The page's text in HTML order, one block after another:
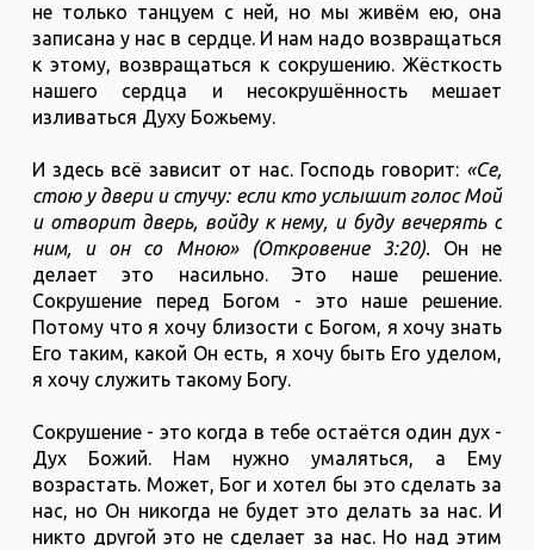
не только танцуем с ней, но мы живём ею, она
записана у нас в сердце. И нам надо возвращаться
к этому, возвращаться к сокрушению. Жёсткость
нашего сердца и несокрушённость мешает
изливаться Духу Божьему.
И здесь всё зависит от нас. Господь говорит: «Се,
стою у двери и стучу: если кто услышит голос Мой
и отворит дверь, войду к нему, и буду вечерять с
ним, и он со Мною» (Откровение 3:20). Он не
делает это насильно. Это наше решение.
Сокрушение перед Богом - это наше решение.
Потому что я хочу близости с Богом, я хочу знать
Его таким, какой Он есть, я хочу быть Его уделом,
я хочу служить такому Богу.
Сокрушение - это когда в тебе остаётся один дух -
Дух Божий. Нам нужно умаляться, а Ему
возрастать. Может, Бог и хотел бы это сделать за
нас, но Он никогда не будет это делать за нас. И
никто другой это не сделает за нас. Но над этим